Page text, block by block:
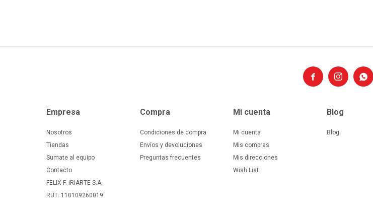
  
Empresa
Nosotros
Tiendas
Sumate al equipo
Contacto
FELIX F. IRIARTE S.A.
RUT: 110109260019
Compra
Condiciones de compra
Envíos y devoluciones
Preguntas frecuentes
Mi cuenta
Mi cuenta
Mis compras
Mis direcciones
Wish List
Blog
Blog